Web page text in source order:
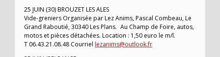
25 JUIN (30) BROUZET LES ALES
Vide-greniers Organisée par Lez Anims, Pascal Combeau, Le
Grand Raboutié, 30340 Les Plans. Au Champ de Foire, autos,
motos et pièces détachées. Location : 1,50 euro le m/l.
T 06.43.21.08.48 Courriel lezanims@outlook.fr